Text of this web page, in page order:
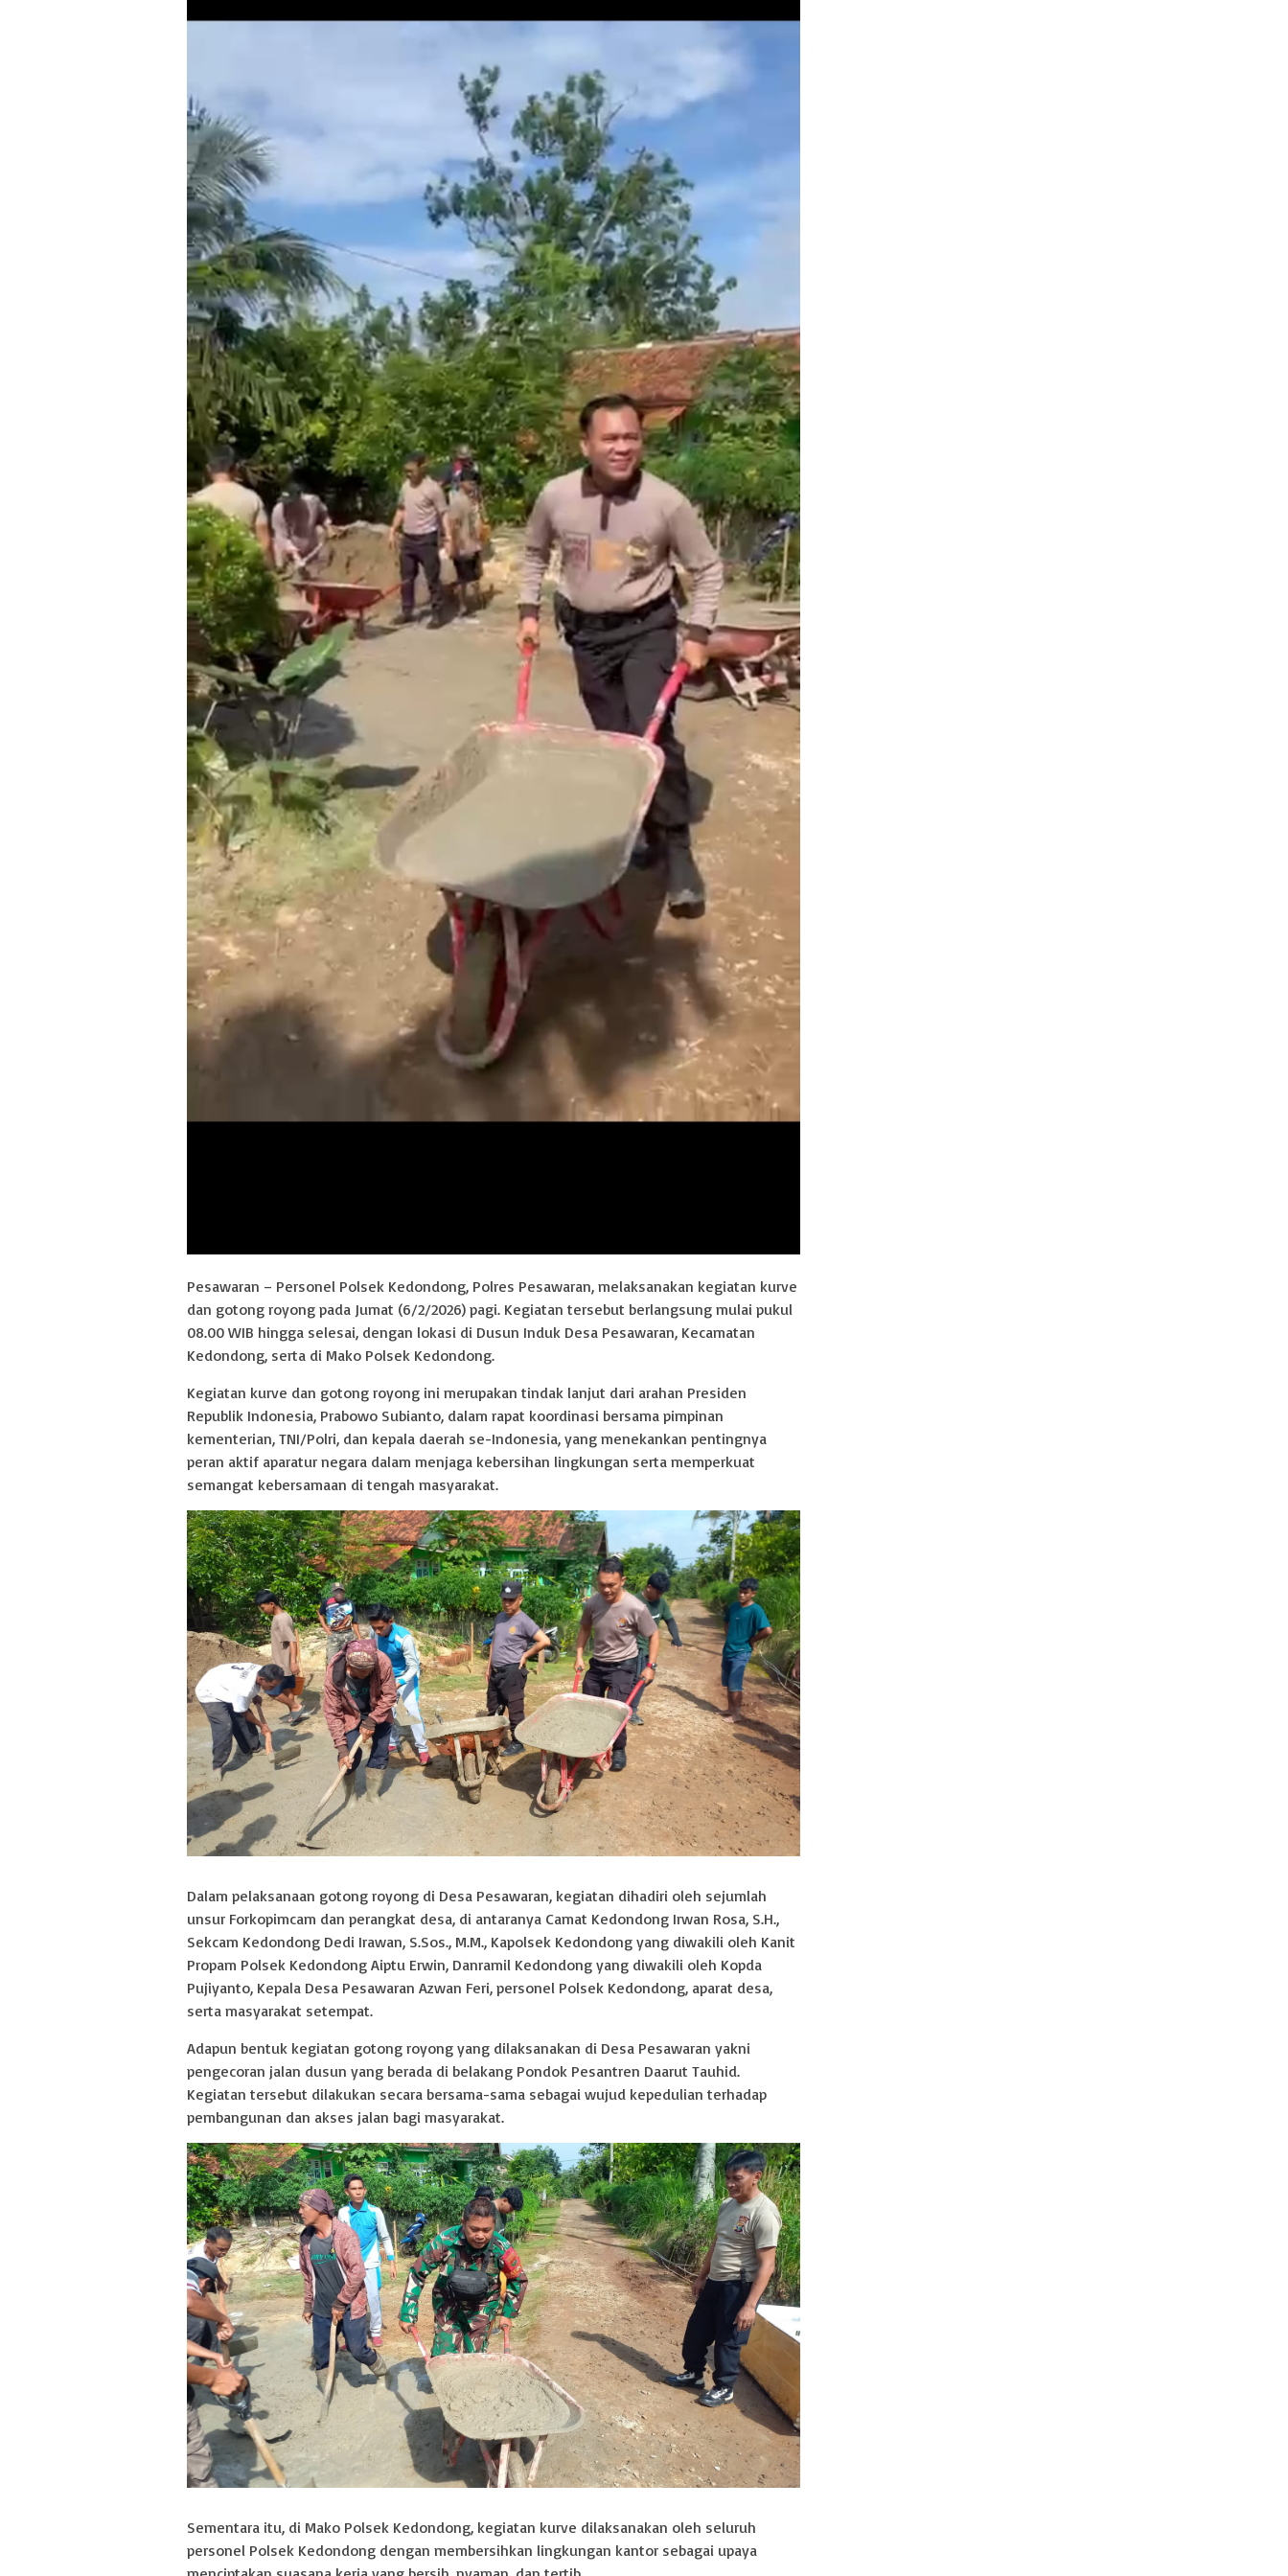
Pesawaran – Personel Polsek Kedondong, Polres Pesawaran, melaksanakan kegiatan kurve
dan gotong royong pada Jumat (6/2/2026) pagi. Kegiatan tersebut berlangsung mulai pukul
08.00 WIB hingga selesai, dengan lokasi di Dusun Induk Desa Pesawaran, Kecamatan
Kedondong, serta di Mako Polsek Kedondong.
Kegiatan kurve dan gotong royong ini merupakan tindak lanjut dari arahan Presiden
Republik Indonesia, Prabowo Subianto, dalam rapat koordinasi bersama pimpinan
kementerian, TNI/Polri, dan kepala daerah se-Indonesia, yang menekankan pentingnya
peran aktif aparatur negara dalam menjaga kebersihan lingkungan serta memperkuat
semangat kebersamaan di tengah masyarakat.
Dalam pelaksanaan gotong royong di Desa Pesawaran, kegiatan dihadiri oleh sejumlah
unsur Forkopimcam dan perangkat desa, di antaranya Camat Kedondong Irwan Rosa, S.H.,
Sekcam Kedondong Dedi Irawan, S.Sos., M.M., Kapolsek Kedondong yang diwakili oleh Kanit
Propam Polsek Kedondong Aiptu Erwin, Danramil Kedondong yang diwakili oleh Kopda
Pujiyanto, Kepala Desa Pesawaran Azwan Feri, personel Polsek Kedondong, aparat desa,
serta masyarakat setempat.
Adapun bentuk kegiatan gotong royong yang dilaksanakan di Desa Pesawaran yakni
pengecoran jalan dusun yang berada di belakang Pondok Pesantren Daarut Tauhid.
Kegiatan tersebut dilakukan secara bersama-sama sebagai wujud kepedulian terhadap
pembangunan dan akses jalan bagi masyarakat.
Sementara itu, di Mako Polsek Kedondong, kegiatan kurve dilaksanakan oleh seluruh
personel Polsek Kedondong dengan membersihkan lingkungan kantor sebagai upaya